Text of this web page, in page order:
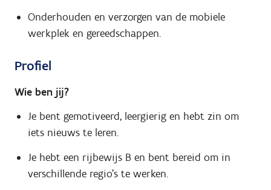
Onderhouden en verzorgen van de mobiele
werkplek en gereedschappen.
Profiel
Wie ben jij?
Je bent gemotiveerd, leergierig en hebt zin om
iets nieuws te leren.
Je hebt een rijbewijs B en bent bereid om in
verschillende regio’s te werken.